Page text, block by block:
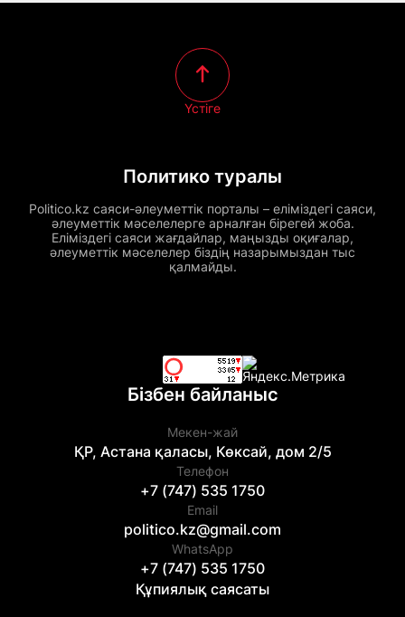
Политико туралы
Politico.kz саяси-әлеуметтік порталы – еліміздегі саяси,
әлеуметтік мәселелерге арналған бірегей жоба.
Еліміздегі саяси жағдайлар, маңызды оқиғалар,
әлеуметтік мәселелер біздің назарымыздан тыс
қалмайды.
Үстіге
Бізбен байланыс
Мекен-жай
ҚР, Астана қаласы, Көксай, дом 2/5
Телефон
+7 (747) 535 1750
Email
politico.kz@gmail.com
WhatsApp
+7 (747) 535 1750
Құпиялық саясаты